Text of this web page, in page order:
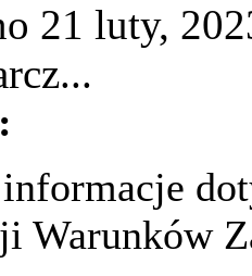
21 luty,
informacje
Warunków